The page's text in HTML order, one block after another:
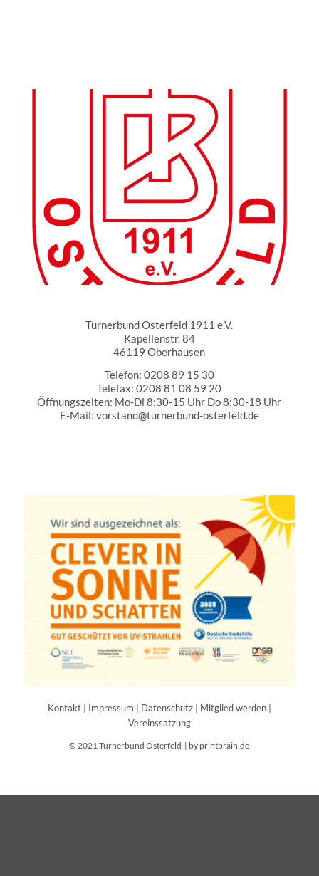
Turnerbund Osterfeld 1911 e.V.
Kapellenstr. 84
46119 Oberhausen
Telefon: 0208 89 15 30
Telefax: 0208 81 08 59 20
Öffnungszeiten: Mo-Di 8:30-15 Uhr Do 8:30-18 Uhr
E-Mail: vorstand@turnerbund-osterfeld.de
Kontakt| Impressum | Datenschutz| Mitglied werden|
Vereinssatzung
© 2021 Turnerbund Osterfeld | by printbrain.de